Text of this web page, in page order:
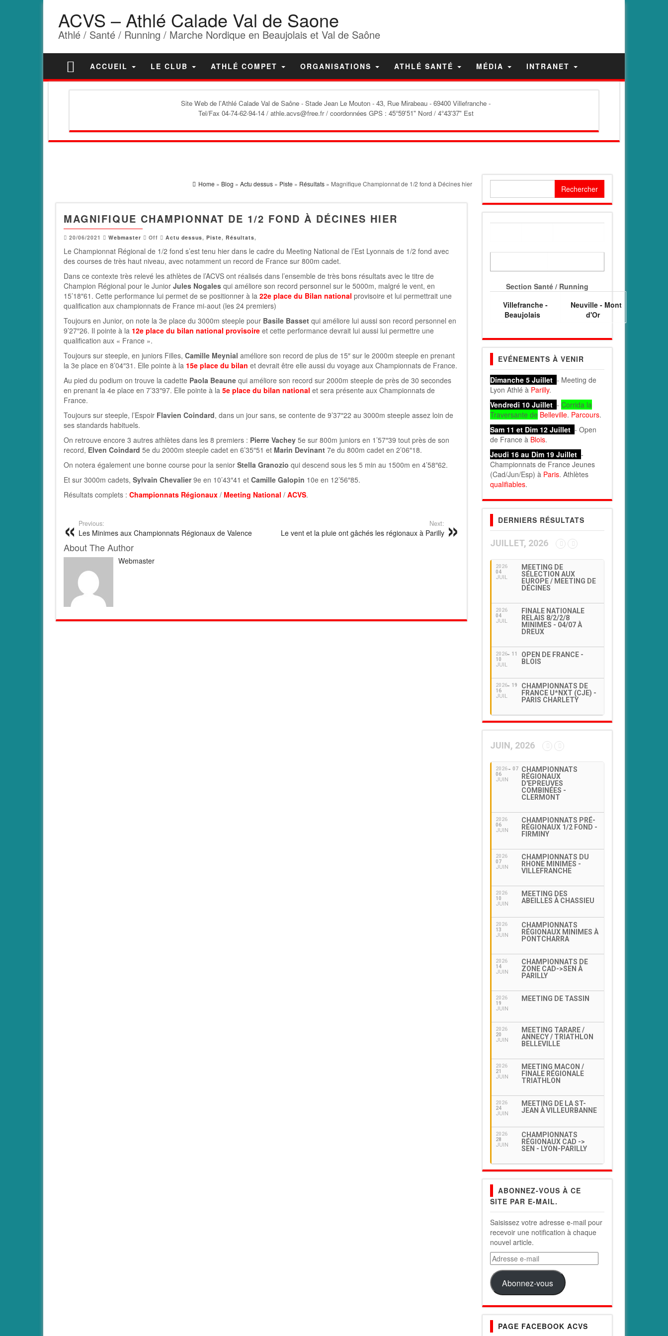
ACVS – Athlé Calade Val de Saone
Athlé / Santé / Running / Marche Nordique en Beaujolais et Val de Saône
ACCUEIL LE CLUB ATHLÉ COMPET ORGANISATIONS ATHLÉ SANTÉ MÉDIA INTRANET
Site Web de l'Athlé Calade Val de Saône - Stade Jean Le Mouton - 43, Rue Mirabeau - 69400 Villefranche -
Tel/Fax 04-74-62-94-14 / athle.acvs@free.fr / coordonnées GPS : 45°59'51" Nord / 4°43'37" Est
Home » Blog » Actu dessus» Piste » Résultats» Magnifique Championnat de 1/2 fond à Décines hier
MAGNIFIQUE CHAMPIONNAT DE 1/2 FOND À DÉCINES HIER
20/06/2021 Webmaster Off Actu dessus, Piste, Résultats,
Le Championnat Régional de 1/2 fond s’est tenu hier dans le cadre du Meeting National de l’Est Lyonnais de 1/2 fond avec
des courses de très haut niveau, avec notamment un record de France sur 800m cadet.
Dans ce contexte très relevé les athlètes de l’ACVS ont réalisés dans l’ensemble de très bons résultats avec le titre de
Champion Régional pour le Junior Jules Nogales qui améliore son record personnel sur le 5000m, malgré le vent, en
15’18″61. Cette performance lui permet de se positionner à la 22e place du Bilan national provisoire et lui permettrait une
qualification aux championnats de France mi-aout (les 24 premiers)
Toujours en Junior, on note la 3e place du 3000m steeple pour Basile Basset qui améliore lui aussi son record personnel en
9’27″26. Il pointe à la 12e place du bilan national provisoire et cette performance devrait lui aussi lui permettre une
qualification aux « France ».
Toujours sur steeple, en juniors Filles, Camille Meynial améliore son record de plus de 15″ sur le 2000m steeple en prenant
la 3e place en 8’04″31. Elle pointe à la 15e place du bilan et devrait être elle aussi du voyage aux Championnats de France.
Au pied du podium on trouve la cadette Paola Beaune qui améliore son record sur 2000m steeple de près de 30 secondes
en prenant la 4e place en 7’33″97. Elle pointe à la 5e place du bilan national et sera présente aux Championnats de
France.
Toujours sur steeple, l’Espoir Flavien Coindard, dans un jour sans, se contente de 9’37″22 au 3000m steeple assez loin de
ses standards habituels.
On retrouve encore 3 autres athlètes dans les 8 premiers : Pierre Vachey 5e sur 800m juniors en 1’57″39 tout près de son
record, Elven Coindard 5e du 2000m steeple cadet en 6’35″51 et Marin Devinant 7e du 800m cadet en 2’06″18.
On notera également une bonne course pour la senior Stella Granozio qui descend sous les 5 min au 1500m en 4’58″62.
Et sur 3000m cadets, Sylvain Chevalier9e en 10’43″41 et Camille Galopin 10e en 12’56″85.
Résultats complets : Championnats Régionaux / Meeting National / ACVS.
Previous:
Les Minimes aux Championnats Régionaux de Valence
Next:
Le vent et la pluie ont gâchés les régionaux à Parilly
About The Author
Webmaster
Section Santé / Running
Villefranche -
Beaujolais
Neuville - Mont
d'Or
EVÉNEMENTS À VENIR
Dimanche 5 Juillet - Meeting de
Lyon Athlé à Parilly.
Vendredi 10 Juillet - Corrida la
Traversante de Belleville. Parcours.
Sam 11 et Dim 12 Juillet - Open
de France à Blois.
Jeudi 16 au Dim 19 Juillet -
Championnats de France Jeunes
(Cad/Jun/Esp) à Paris. Athlètes
qualifiables.
DERNIERS RÉSULTATS
JUILLET, 2026
2026
04
JUIL
MEETING DE
SÉLECTION AUX
EUROPE / MEETING DE
DÉCINES
2026
04
JUIL
FINALE NATIONALE
RELAIS 8/2/2/8
MINIMES - 04/07 À
DREUX
2026
10
JUIL
11
OPEN DE FRANCE -
BLOIS
2026
16
JUIL
19
CHAMPIONNATS DE
FRANCE U*NXT (CJE) -
PARIS CHARLETY
JUIN, 2026
2026
06
JUIN
07
CHAMPIONNATS
RÉGIONAUX
D'EPREUVES
COMBINÉES -
CLERMONT
2026
06
JUIN
CHAMPIONNATS PRÉ-
RÉGIONAUX 1/2 FOND -
FIRMINY
2026
07
JUIN
CHAMPIONNATS DU
RHONE MINIMES -
VILLEFRANCHE
2026
10
JUIN
MEETING DES
ABEILLES À CHASSIEU
2026
13
JUIN
CHAMPIONNATS
RÉGIONAUX MINIMES À
PONTCHARRA
2026
14
JUIN
CHAMPIONNATS DE
ZONE CAD->SEN À
PARILLY
2026
19
JUIN
MEETING DE TASSIN
2026
20
JUIN
MEETING TARARE /
ANNECY / TRIATHLON
BELLEVILLE
2026
21
JUIN
MEETING MACON /
FINALE RÉGIONALE
TRIATHLON
2026
24
JUIN
MEETING DE LA ST-
JEAN À VILLEURBANNE
2026
28
JUIN
CHAMPIONNATS
RÉGIONAUX CAD ->
SEN - LYON-PARILLY
ABONNEZ-VOUS À CE
SITE PAR E-MAIL.
Saisissez votre adresse e-mail pour
recevoir une notification à chaque
nouvel article.
Adresse
e-
mail
Abonnez-vous
PAGE FACEBOOK ACVS